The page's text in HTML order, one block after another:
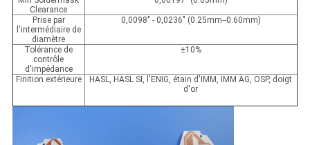
Clearance
Prise par
l'intermédiaire de
diamètre
0,0098" - 0,0236" (0.25mm--0.60mm)
Tolérance de
contrôle
d'impédance
±10%
Finition extérieure
HASL, HASL SI, l'ENIG, étain d'IMM, IMM AG, OSP, doigt
d'or